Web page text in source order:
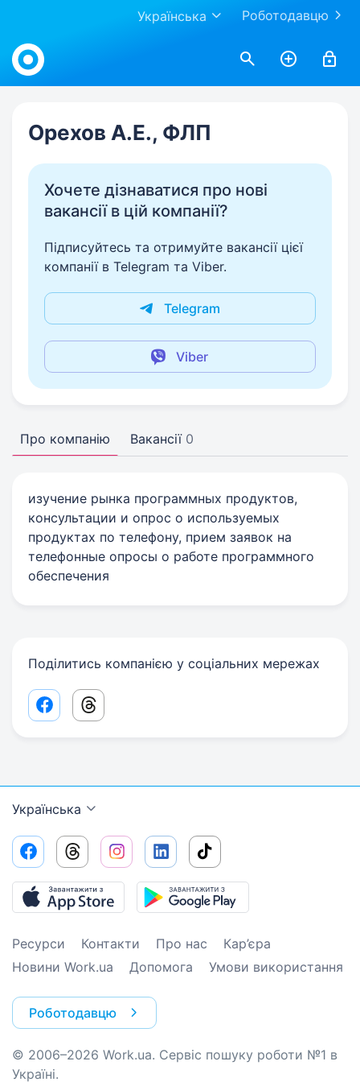
Роботодавцю
Українська
Work.ua
Орехов А.Е., ФЛП
Хочете дізнаватися про нові
вакансії в цій компанії?
Підписуйтесь та отримуйте вакансії цієї
компанії в Telegram та Viber.
Telegram
Viber
Про компанію Вакансії 0
изучение рынка программных продуктов,
консультации и опрос о используемых
продуктах по телефону, прием заявок на
телефонные опросы о работе программного
обеспечения
Поділитись компанією у соціальних мережах
Facebook share link
Threads share link
Українська
Ресурси Контакти Про нас
Кар’єра
Новини Work.ua
Допомога Умови використання
Роботодавцю
© 2006–2026 Work.ua. Сервіс пошуку роботи №1 в
Україні.